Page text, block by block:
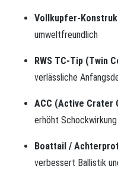
Vollkupfer-
umweltfreundlich
RWS TC-Tip (Twin
verlässliche
ACC (Active Crater
erhöht Schockwirkung
Boattail /
verbessert Ballistik